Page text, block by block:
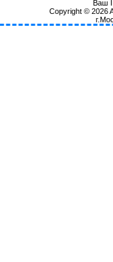
Ваш
Copyright © 2026